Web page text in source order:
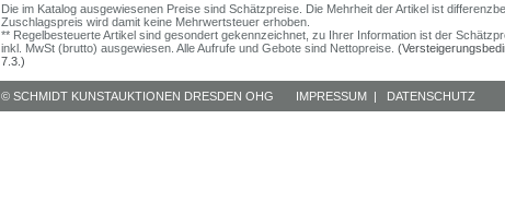
Die im Katalog ausgewiesenen Preise sind Schätzpreise. Die Mehrheit der Artikel ist
Zuschlagspreis wird damit keine Mehrwertsteuer erhoben.
** Regelbesteuerte Artikel sind gesondert gekennzeichnet, zu Ihrer Information ist der
inkl. MwSt (brutto) ausgewiesen. Alle Aufrufe und Gebote sind Nettopreise.
7.3.)
© SCHMIDT KUNSTAUKTIONEN DRESDEN OHG IMPRESSUM | DATENSCHUTZ